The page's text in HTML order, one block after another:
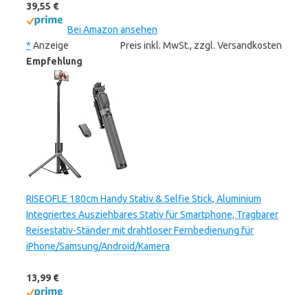
39,55 €
Bei Amazon ansehen
* Anzeige
Preis inkl. MwSt., zzgl. Versandkosten
Empfehlung
RISEOFLE 180cm Handy Stativ & Selfie Stick, Aluminium
Integriertes Ausziehbares Stativ für Smartphone, Tragbarer
Reisestativ-Ständer mit drahtloser Fernbedienung für
iPhone/Samsung/Android/Kamera
13,99 €